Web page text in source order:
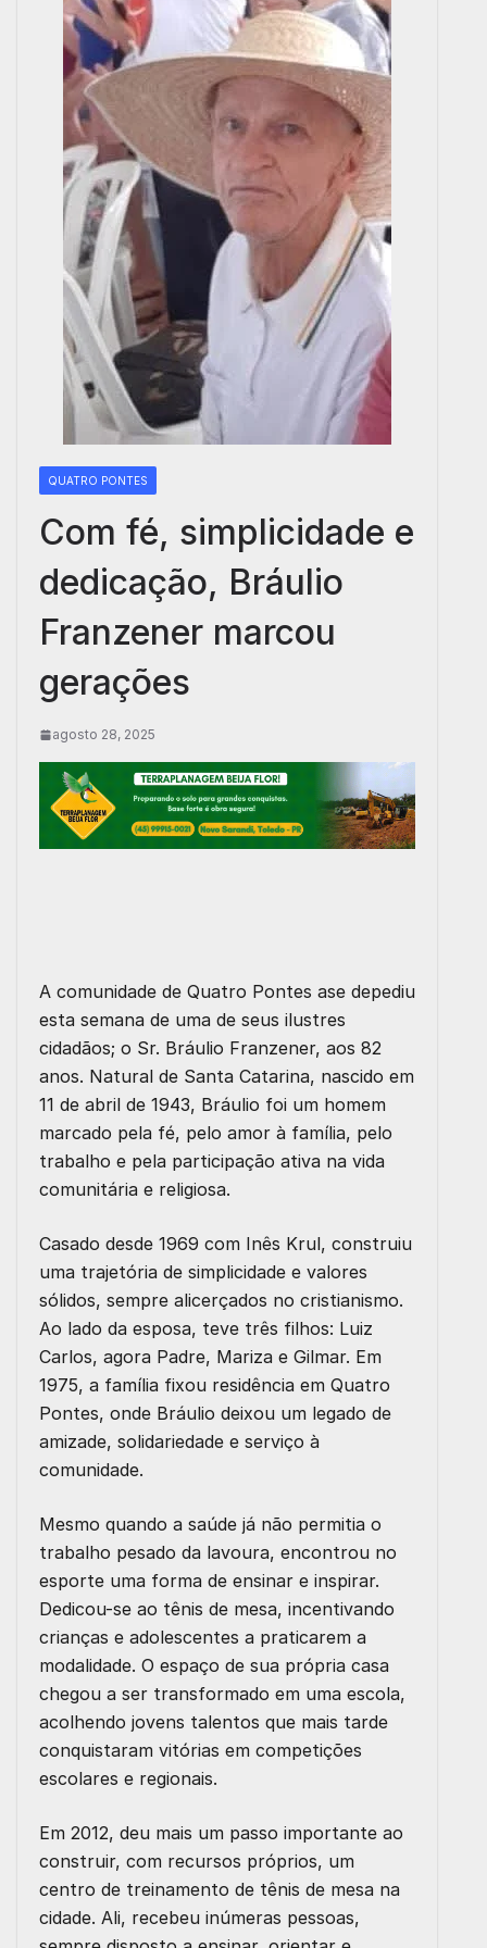
QUATRO PONTES
Com fé, simplicidade e
dedicação, Bráulio
Franzener marcou
gerações
agosto 28, 2025
A comunidade de Quatro Pontes ase depediu
esta semana de uma de seus ilustres
cidadãos; o Sr. Bráulio Franzener, aos 82
anos. Natural de Santa Catarina, nascido em
11 de abril de 1943, Bráulio foi um homem
marcado pela fé, pelo amor à família, pelo
trabalho e pela participação ativa na vida
comunitária e religiosa.
Casado desde 1969 com Inês Krul, construiu
uma trajetória de simplicidade e valores
sólidos, sempre alicerçados no cristianismo.
Ao lado da esposa, teve três filhos: Luiz
Carlos, agora Padre, Mariza e Gilmar. Em
1975, a família fixou residência em Quatro
Pontes, onde Bráulio deixou um legado de
amizade, solidariedade e serviço à
comunidade.
Mesmo quando a saúde já não permitia o
trabalho pesado da lavoura, encontrou no
esporte uma forma de ensinar e inspirar.
Dedicou-se ao tênis de mesa, incentivando
crianças e adolescentes a praticarem a
modalidade. O espaço de sua própria casa
chegou a ser transformado em uma escola,
acolhendo jovens talentos que mais tarde
conquistaram vitórias em competições
escolares e regionais.
Em 2012, deu mais um passo importante ao
construir, com recursos próprios, um
centro de treinamento de tênis de mesa na
cidade. Ali, recebeu inúmeras pessoas,